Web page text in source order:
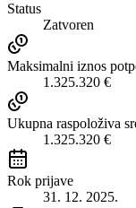
Status
Zatvoren
Maksimalni iznos
1.325.320 €
Ukupna raspoloživa
1.325.320 €
Rok prijave
31. 12. 2025.